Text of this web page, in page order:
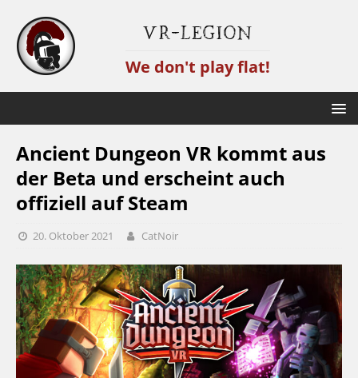
VR-Legion
We don't play flat!
Ancient Dungeon VR kommt aus
der Beta und erscheint auch
offiziell auf Steam
20. Oktober 2021 CatNoir